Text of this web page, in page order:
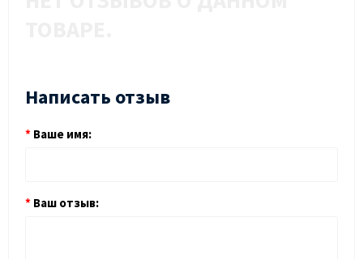
Написать отзыв
Ваше имя:
Ваш отзыв: